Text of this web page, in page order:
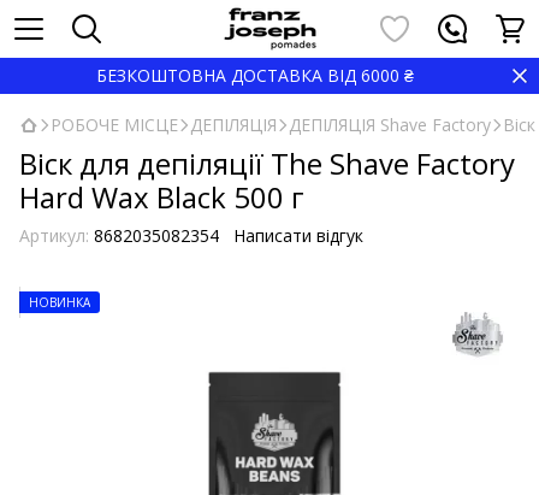
БЕЗКОШТОВНА ДОСТАВКА ВІД 6000 ₴
РОБОЧЕ МІСЦЕ ДЕПІЛЯЦІЯ ДЕПІЛЯЦІЯ Shave Factory
Віск для депіляції The Shave Factory
Hard Wax Black 500 г
Артикул: 8682035082354 Написати відгук
НОВИНКА